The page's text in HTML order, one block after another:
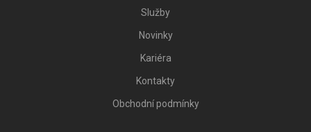
Služby
Novinky
Kariéra
Kontakty
Obchodní podmínky